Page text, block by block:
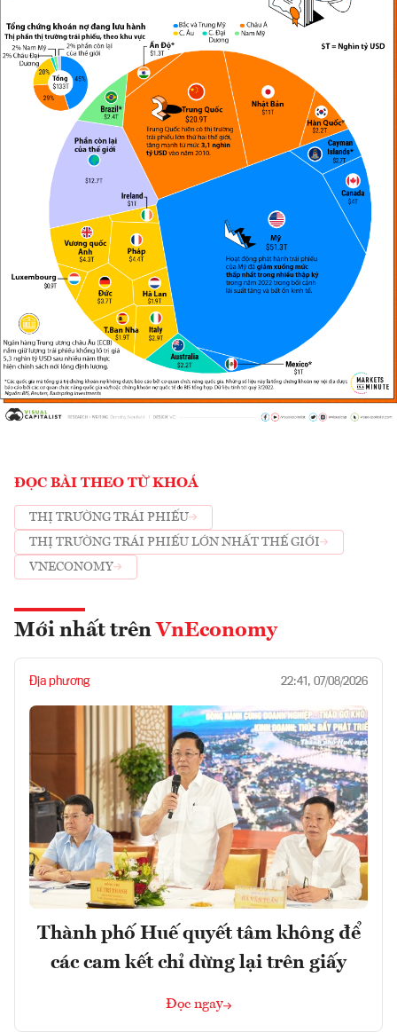
ĐỌC BÀI THEO TỪ KHOÁ
THỊ TRƯỜNG TRÁI PHIẾU
THỊ TRƯỜNG TRÁI PHIẾU LỚN NHẤT THẾ GIỚI
VNECONOMY
Mới nhất trên VnEconomy
Địa phương 22:41, 07/08/2026
Thành phố Huế quyết tâm không để
các cam kết chỉ dừng lại trên giấy
Đọc ngay